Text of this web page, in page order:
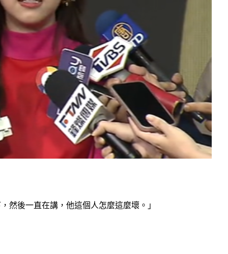
然後一直在講，他這個人怎麼這麼壞。」